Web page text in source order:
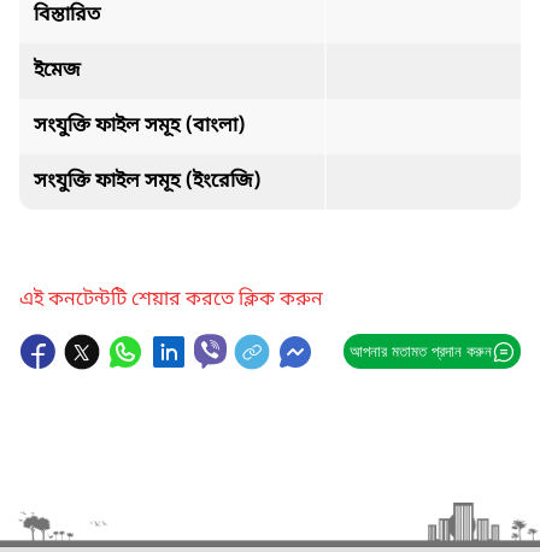
বিস্তারিত
ইমেজ
সংযুক্তি ফাইল সমূহ (বাংলা)
সংযুক্তি ফাইল সমূহ (ইংরেজি)
এই কনটেন্টটি শেয়ার করতে ক্লিক করুন
আপনার মতামত প্রদান করুন